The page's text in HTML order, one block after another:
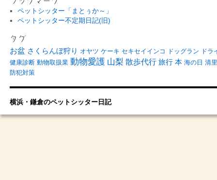
ペットシッター「まとぅか～」
ペットシッター不定期日記(旧)
タグ
お盆 さくらんぼ狩り オヤツ ケーキ セキセイインコ ドッグラン ドラ
健康診断 動物取扱業 動物愛護 山梨 散歩代行 旅行 本 海の日 清里
防犯対策
横浜・鎌倉のペットシッター日記